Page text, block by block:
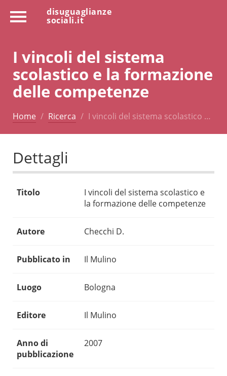
disuguaglianze
sociali.it
I vincoli del sistema
scolastico e la formazione
delle competenze
Home Ricerca I vincoli del sistema scolastico …
Dettagli
Titolo
I vincoli del sistema scolastico e
la formazione delle competenze
Autore Checchi D.
Pubblicato in Il Mulino
Luogo Bologna
Editore Il Mulino
Anno di
pubblicazione
2007